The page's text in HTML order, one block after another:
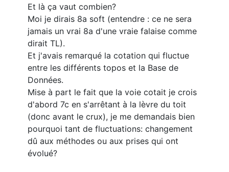
Et là ça vaut combien?
Moi je dirais 8a soft (entendre : ce ne sera
jamais un vrai 8a d'une vraie falaise comme
dirait TL).
Et j'avais remarqué la cotation qui fluctue
entre les différents topos et la Base de
Données.
Mise à part le fait que la voie cotait je crois
d'abord 7c en s'arrêtant à la lèvre du toit
(donc avant le crux), je me demandais bien
pourquoi tant de fluctuations: changement
dû aux méthodes ou aux prises qui ont
évolué?